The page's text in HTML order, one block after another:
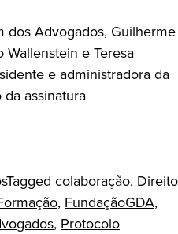
dos Advogados, Guilherme
Wallenstein e Teresa
e administradora da
assinatura
Tagged colaboração, Direito
, FundaçãoGDA,
, Protocolo